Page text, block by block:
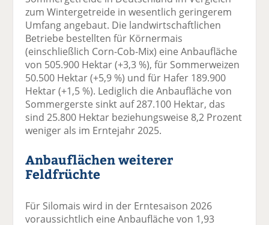
zum Wintergetreide in wesentlich geringerem
Umfang angebaut. Die landwirtschaftlichen
Betriebe bestellten für Körnermais
(einschließlich Corn-Cob-Mix) eine Anbaufläche
von 505.900 Hektar (+3,3 %), für Sommerweizen
50.500 Hektar (+5,9 %) und für Hafer 189.900
Hektar (+1,5 %). Lediglich die Anbaufläche von
Sommergerste sinkt auf 287.100 Hektar, das
sind 25.800 Hektar beziehungsweise 8,2 Prozent
weniger als im Erntejahr 2025.
Anbauflächen weiterer
Feldfrüchte
Für Silomais wird in der Erntesaison 2026
voraussichtlich eine Anbaufläche von 1,93